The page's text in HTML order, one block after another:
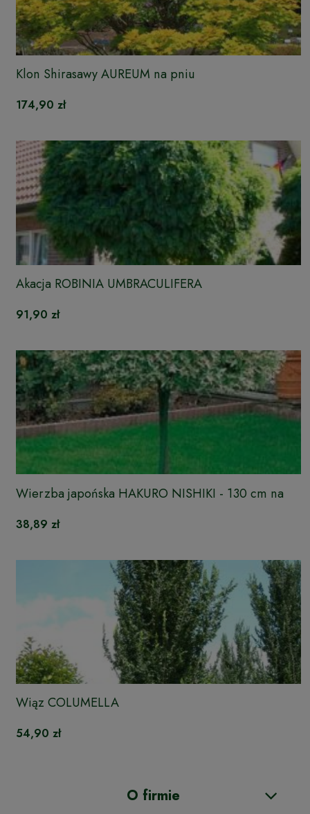
Klon Shirasawy AUREUM na pniu
174,90 zł
Akacja ROBINIA UMBRACULIFERA
91,90 zł
Wierzba japońska HAKURO NISHIKI - 130 cm na
38,89 zł
Wiąz COLUMELLA
54,90 zł
O firmie